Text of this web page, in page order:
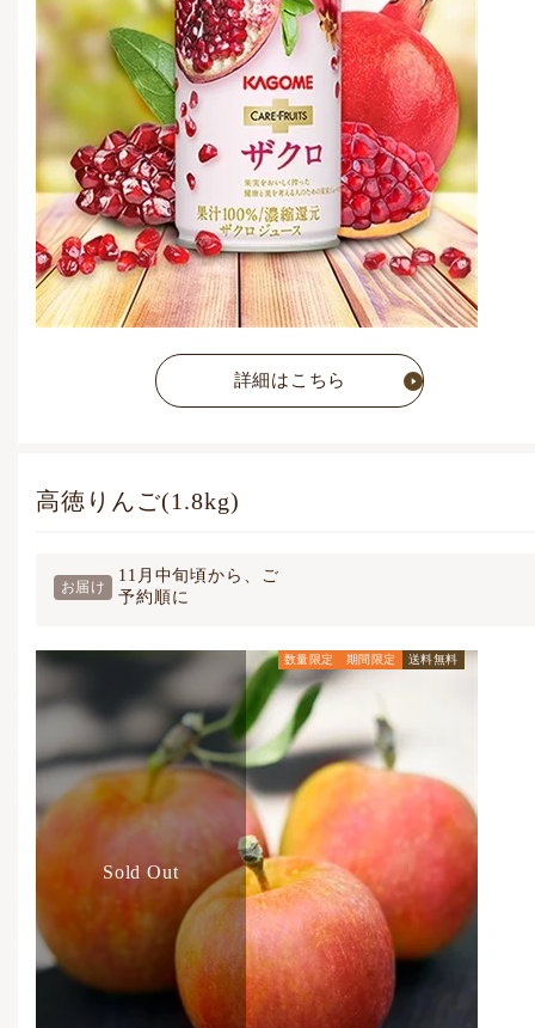
通常価格
5,832 円 (税込)
詳細はこちら
高徳りんご(1.8kg)
お届け
11月中旬頃から、ご
予約順に
Sold Out
数量限定 期間限定 送料無料
通常価格
5,832 円 (税込)